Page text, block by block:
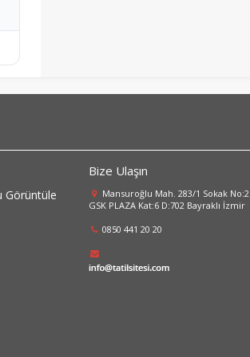
Görüntüle
Bize Ulaşın
Mansuroğlu Mah. 283/1 Sokak No:2
GSK PLAZA Kat:6 D:702 Bayraklı İzmir
0850 441 20 20